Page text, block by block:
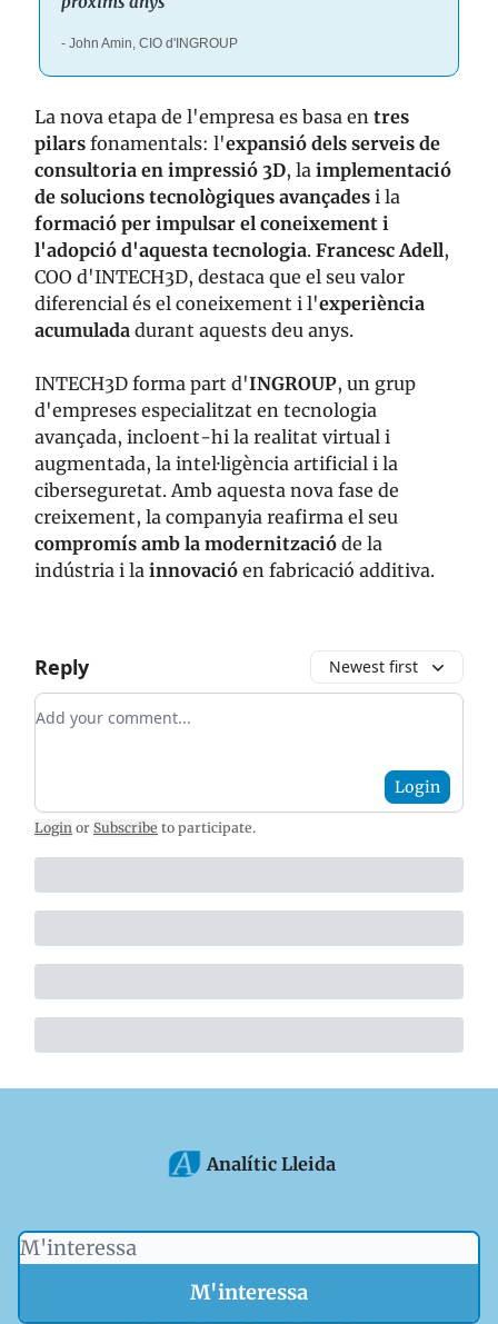
- John Amin, CIO d'INGROUP
La nova etapa de l'empresa es basa en tres
pilars fonamentals: l'expansió dels serveis de
consultoria en impressió 3D, la implementació
de solucions tecnològiques avançades i la
formació per impulsar el coneixement i
l'adopció d'aquesta tecnologia. Francesc Adell,
COO d'INTECH3D, destaca que el seu valor
diferencial és el coneixement i l'experiència
acumulada durant aquests deu anys.
INTECH3D forma part d'INGROUP, un grup
d'empreses especialitzat en tecnologia
avançada, incloent-hi la realitat virtual i
augmentada, la intel·ligència artificial i la
ciberseguretat. Amb aquesta nova fase de
creixement, la companyia reafirma el seu
compromís amb la modernització de la
indústria i la innovació en fabricació additiva.
Reply Newest first
Add your comment
Login
Login or Subscribe to participate.
Analític Lleida